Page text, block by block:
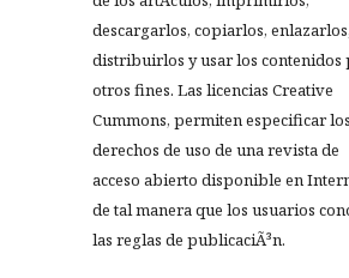
descargarlos, copiarlos,
distribuirlos y usar los contenidos
otros fines. Las licencias Creative
Cummons, permiten especificar
derechos de uso de una revista de
acceso abierto disponible en
de tal manera que los usuarios
las reglas de publicaciÃ³n.